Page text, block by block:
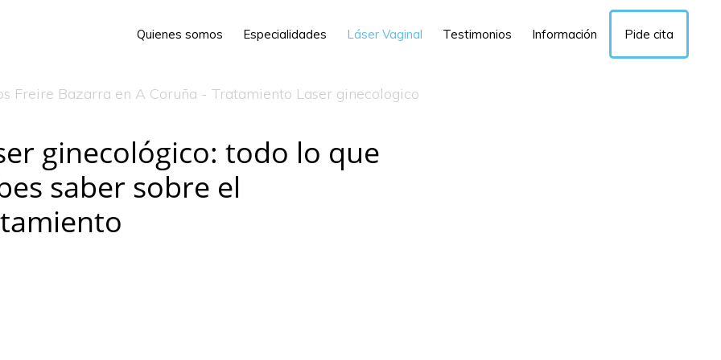
Quienes somos Especialidades Láser Vaginal Testimonios Información Pide cita
ginecológico: todo lo que
saber sobre el